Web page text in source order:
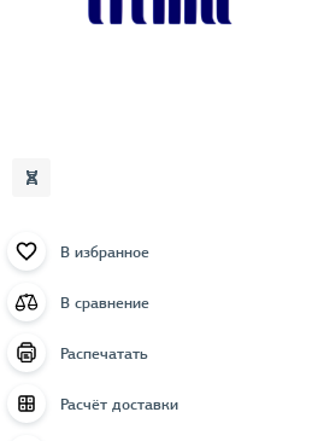
В избранное
В сравнение
Распечатать
Расчёт доставки